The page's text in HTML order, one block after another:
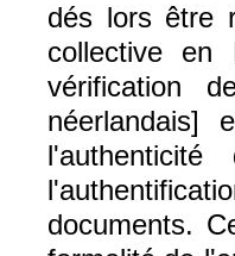
dés lors être
collective
vérification
néerlandais]
documents.